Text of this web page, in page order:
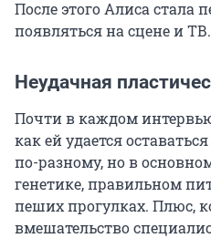
После этого Алиса стала
появляться на сцене и ТВ.
Неудачная
Почти в каждом
как ей удается
по-разному, но в
генетике, правильном
пеших прогулках. Плюс,
вмешательство